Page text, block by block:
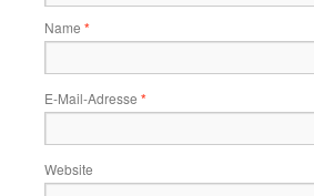
Name *
E-Mail-Adresse *
Website